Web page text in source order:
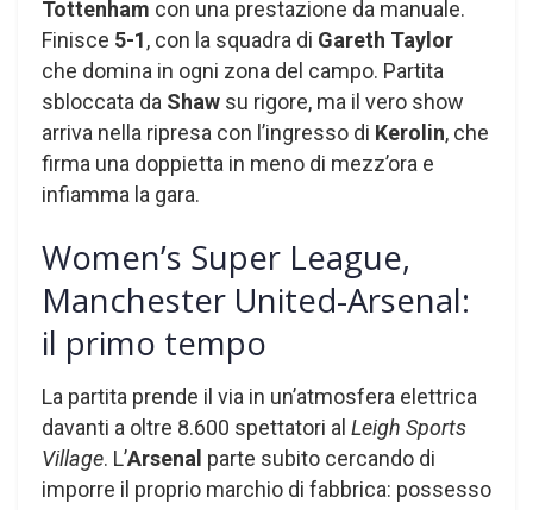
Tottenham con una prestazione da manuale.
Finisce 5-1, con la squadra di Gareth Taylor
che domina in ogni zona del campo. Partita
sbloccata da Shaw su rigore, ma il vero show
arriva nella ripresa con l’ingresso di Kerolin, che
firma una doppietta in meno di mezz’ora e
infiamma la gara.
Women’s Super League,
Manchester United-Arsenal:
il primo tempo
La partita prende il via in un’atmosfera elettrica
davanti a oltre 8.600 spettatori al Leigh Sports
Village. L’Arsenal parte subito cercando di
imporre il proprio marchio di fabbrica: possesso